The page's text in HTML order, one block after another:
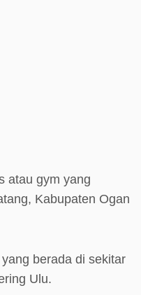
atau gym yang
Kabupaten Ogan
berada di sekitar
Ulu.